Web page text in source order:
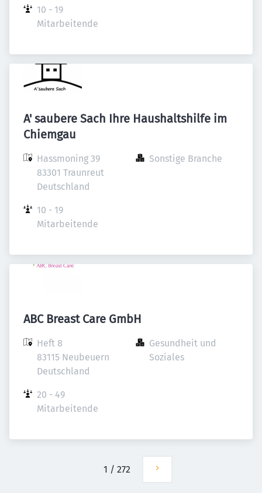
10 - 19
Mitarbeitende
A' saubere Sach Ihre Haushaltshilfe im
Chiemgau
Hassmoning 39
83301 Traunreut
Deutschland
Sonstige Branche
10 - 19
Mitarbeitende
ABC Breast Care GmbH
Heft 8
83115 Neubeuern
Deutschland
Gesundheit und
Soziales
20 - 49
Mitarbeitende
1 / 272